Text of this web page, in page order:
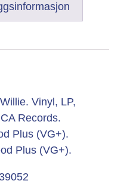
Vinyl, LP,
Records.
Plus (VG+).
Plus (VG+).